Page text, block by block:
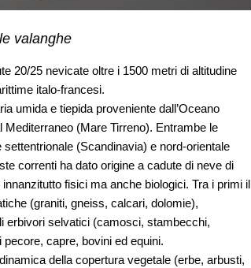
valanghe
20/25 nevicate oltre i 1500 metri di altitudine
italo-francesi.
umida e tiepida proveniente dall’Oceano
(Mare Tirreno). Entrambe le
(Scandinavia) e nord-orientale
correnti ha dato origine a cadute di neve di
fisici ma anche biologici. Tra i primi il
(graniti, gneiss, calcari, dolomie),
erbivori selvatici (camosci, stambecchi,
capre, bovini ed equini.
della copertura vegetale (erbe, arbusti,